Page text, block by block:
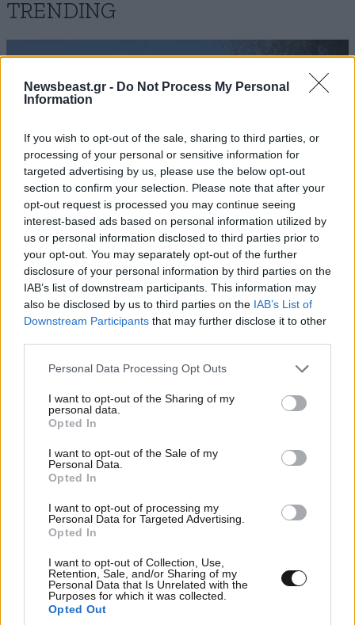
Newsbeast.gr - Do Not Process My Personal
Information
If you wish to opt-out of the sale, sharing to third parties, or
processing of your personal or sensitive information for
targeted advertising by us, please use the below opt-out
section to confirm your selection. Please note that after your
opt-out request is processed you may continue seeing
interest-based ads based on personal information utilized by
us or personal information disclosed to third parties prior to
your opt-out. You may separately opt-out of the further
disclosure of your personal information by third parties on the
IAB’s list of downstream participants. This information may
also be disclosed by us to third parties on the IAB’s List of
Downstream Participants that may further disclose it to other
Please note that this website/app uses one or more Google
not limited to your visit or usage behaviour. You may click to
grant or deny consent to Google and its third-party tags to
use your data for below specified purposes in below Google
consent section.
Personal Data Processing Opt Outs
I want to opt-out of the Sharing of my
personal data.
Opted In
I want to opt-out of the Sale of my
Personal Data.
Opted In
I want to opt-out of processing my
Personal Data for Targeted Advertising.
Opted In
I want to opt-out of Collection, Use,
Retention, Sale, and/or Sharing of my
Personal Data that Is Unrelated with the
Purposes for which it was collected.
Opted Out
TRENDING
ΕΛΛΑΔΑ06·08·2026 21:47
Τραγωδία στα Μάλια: «Ο πανικός τη σκότωσε»
– Τι λένε μάρτυρες για τη 42χρονη Ολλανδή
που πνίγηκε προσπαθώντας να σώσει τη φίλη